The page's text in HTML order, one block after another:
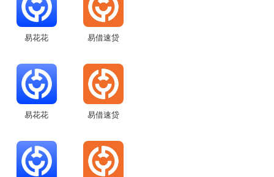
另外，也可直接点击软件后面的信任按钮，将该软件添加为信任，那
最后，在权限管理的右上角，点击小齿轮，即可开启/关闭权限管理的
总开关，并查看监控日志。
易花花 易借速贷
易花花 易借速贷